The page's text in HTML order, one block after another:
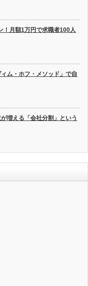
！月額1万円で求職者100人
ィム・ホフ・メソッド」で自
増える「会社分割」という